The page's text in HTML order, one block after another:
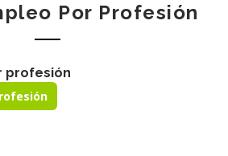
Por Profesión
profesión